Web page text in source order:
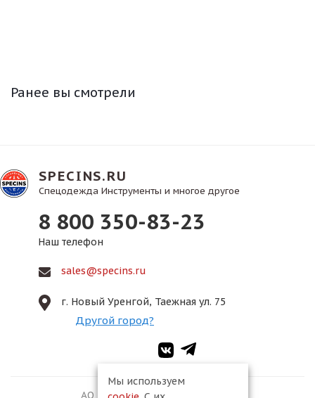
Ранее вы смотрели
SPECINS.RU
Спецодежда Инструменты и многое другое
8 800 350-83-23
Наш телефон
sales@specins.ru
г. Новый Уренгой, Таежная ул. 75
Другой город?
АО ПКФ «Спецмонтаж-2», 2026
Мы используем